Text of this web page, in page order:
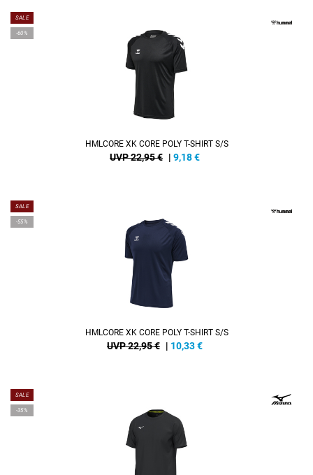
SALE
-60%
HMLCORE XK CORE POLY T-SHIRT S/S
UVP 22,95 € | 9,18€
SALE
-55%
HMLCORE XK CORE POLY T-SHIRT S/S
UVP 22,95 € | 10,33€
SALE
-35%